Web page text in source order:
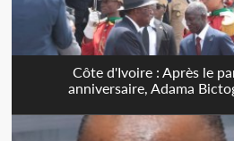
Côte d'Ivoire : Après le
anniversaire, Adama